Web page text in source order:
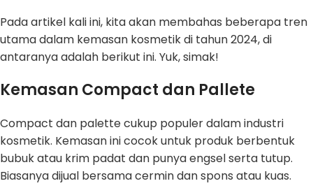
Pada artikel kali ini, kita akan membahas beberapa tren
utama dalam kemasan kosmetik di tahun 2024, di
antaranya adalah berikut ini. Yuk, simak!
Kemasan Compact dan Pallete
Compact dan palette cukup populer dalam industri
kosmetik. Kemasan ini cocok untuk produk berbentuk
bubuk atau krim padat dan punya engsel serta tutup.
Biasanya dijual bersama cermin dan spons atau kuas.